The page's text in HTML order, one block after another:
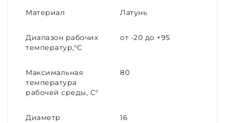
Материал Латунь
Диапазон рабочих
температур,°С
от -20 до +95
Максимальная
температура
рабочей среды, С°
80
Диаметр
16